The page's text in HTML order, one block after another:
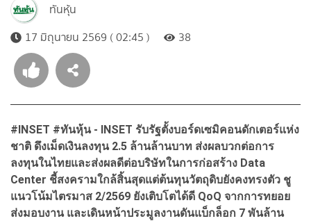
ทันหุ้น
17 มิถุนายน 2569 ( 02:45 )
38
#INSET #ทันหุ้น - INSET รับรัฐตั้งบอร์ดเซมิคอนดักเตอร์แห่ง
ชาติ ดึงเม็ดเงินลงทุน 2.5 ล้านล้านบาท ส่งผลบวกต่อการ
ลงทุนในไทยและส่งผลดีต่อบริษัทในการก่อสร้าง Data
Center ชี้สงครามใกล้สิ้นสุดแต่ต้นทุนวัตถุดิบยังคงทรงตัว ชู
แนวโน้มไตรมาส 2/2569 ยังเติบโตได้ดี QoQ จากการทยอย
ส่งมอบงาน และเดินหน้าประมูลงานดันแบ็กล็อก 7 พันล้าน